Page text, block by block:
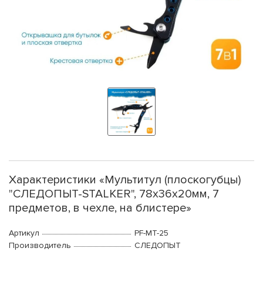
Характеристики «Мультитул (плоскогубцы)
"СЛЕДОПЫТ-STALKER", 78х36х20мм, 7
предметов, в чехле, на блистере»
Артикул
PF-MT-25
Производитель
СЛЕДОПЫТ